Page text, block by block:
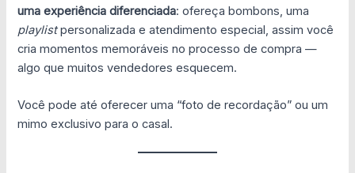
uma experiência diferenciada: ofereça bombons, uma
playlistpersonalizada e atendimento especial, assim você
cria momentos memoráveis no processo de compra —
algo que muitos vendedores esquecem.
Você pode até oferecer uma “foto de recordação” ou um
mimo exclusivo para o casal.